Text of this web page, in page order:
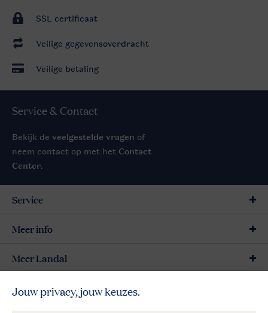
SSL certificaat
Veilige gegevensoverdracht
Veilige betaling
Service & Contact
Bekijk de veelgestelde vragen of
neem contact op met het Contact
Center.
Service
Meer info
Meer Landal
Betaalmogelijkheden